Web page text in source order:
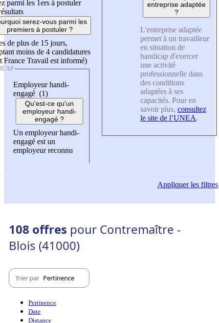
parmi les 1ers à postuler
serez-vous parmi les
premiers à postuler ?
de plus de 15 jours,
moins de 4 candidatures
France Travail est informé)
Employeur handi-
engagé (1)
Qu'est-ce qu'un
employeur handi-
engagé ?
Un employeur handi-
engagé est un
employeur reconnu
entreprise adaptée
?
L'entreprise adaptée
permet à un travailleur
en situation de
handicap d'exercer
une activité
professionnelle dans
des conditions
adaptées à ses
capacités. Pour en
savoir plus, consultez
le site de l’UNEA.
Appliquerles filtres
108 offres pour Contremaître -
Blois (41000)
Trier par Pertinence
Pertinence
Date
Distance